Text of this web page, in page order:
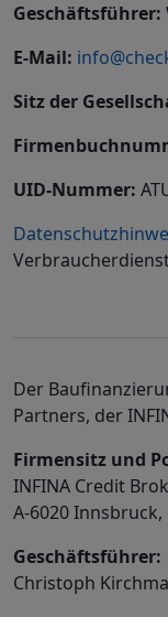
Geschäftsführer:
E-Mail:
Sitz der
UID-Nummer:
Der
Partners, der
Firmensitz und
INFINA Credit
A-6020
Geschäftsführer:
Christoph